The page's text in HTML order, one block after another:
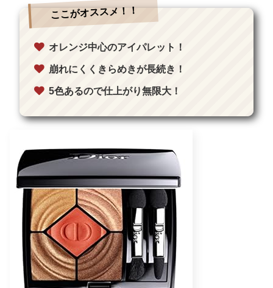
ここがオススメ！！
オレンジ中心のアイパレット！
崩れにくくきらめきが長続き！
5色あるので仕上がり無限大！